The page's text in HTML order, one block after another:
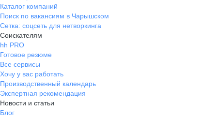
Каталог компаний
Поиск по вакансиям в Чарышском
Сетка: соцсеть для нетворкинга
Соискателям
hh PRO
Готовое резюме
Все сервисы
Хочу у вас работать
Производственный календарь
Экспертная рекомендация
Новости и статьи
Блог